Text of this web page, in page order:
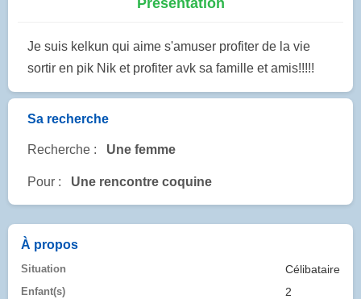
Présentation
Je suis kelkun qui aime s'amuser profiter de la vie
sortir en pik Nik et profiter avk sa famille et amis!!!!!
Sa recherche
Recherche : Une femme
Pour : Une rencontre coquine
À propos
Situation Célibataire
Enfant(s) 2